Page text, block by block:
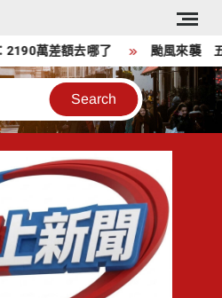
萬差額去哪了 颱風來襲 五峰